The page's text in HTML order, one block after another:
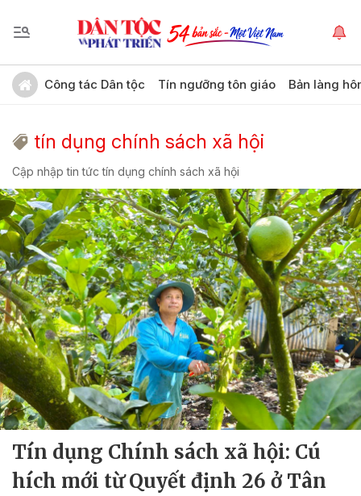
Công tác Dân tộc Tín ngưỡng tôn giáo Bản làng
tín dụng chính sách xã hội
Cập nhập tin tức tín dụng chính sách xã hội
Tín dụng Chính sách xã hội: Cú
hích mới từ Quyết định 26 ở Tân